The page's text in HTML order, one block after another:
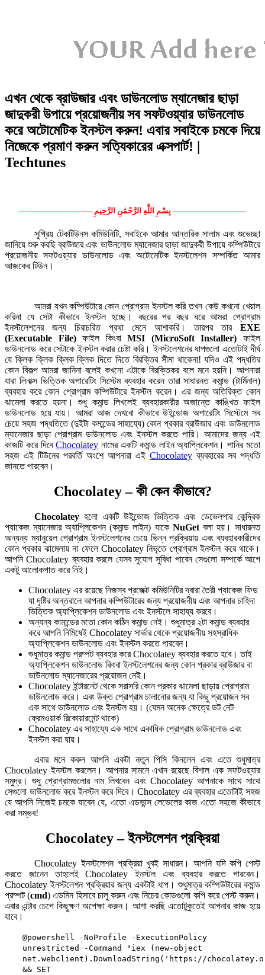
এখন থেকে ব্রাউজার এবং ডাউনলোড ম্যানেজার ছাড়া
জাদুকরী উপায়ে প্রয়োজনীয় সব সফটওয়্যার ডাউনলোড
করে অটোমেটিক ইনস্টল করুন! এবার সবাইকে চমকে দিয়ে
নিজেকে প্রমাণ করুন সত্যিকারের এক্সপার্ট! |
Techtunes
————————–— بِسْمِ اللَّهِ الرَّحْمَٰنِ الرَّحِيمِ ————————–—
সুপ্রিয় টেকটিউনস কমিউনিটি, সবাইকে আমার আন্তরিক সালাম এবং শুভেচ্ছা
জানিয়ে শুরু করছি ব্রাউজার এবং ডাউনলোড ম্যানেজার ছাড়া জাদুকরী উপায়ে কম্পিউটারে
প্রয়োজনীয় সফটওয়্যার ডাউনলোড এবং অটোমেটিক ইনস্টলেশন সম্পর্কিত আমার
আজকের টিউন।
আমরা যখন কম্পিউটারে কোন প্রোগ্রাম ইনস্টল করি তখন কেউ কখনো খেয়াল
করিনা যে সেটা কীভাবে ইনস্টল হচ্ছে। বছরের পর বছর ধরে আমরা প্রোগ্রাম
ইনস্টলেশনের জন্য চিরাচরিত প্রথা মেনে আশাকরি। তারপর তার EXE
(Executable File)ফাইল কিংবাMSI (MicroSoft Installer) ফাইল
ডাউনলোড করে সেটাকে ইনস্টল করার চেষ্টা করি। ইনস্টলেশনের ধাপগুলো এতোটাই দীর্ঘ
যে ক্লিক ক্লিক ক্লিক ক্লিক দিতে দিতে বিরক্তির সীমা থাকেনা! যদিও এই পদ্ধতির
কোন বিকল্প আমরা জানিনা বলেই কখনো এটাকে বিরক্তিকর বলে মনে হয়নি। আপনারা
যারা লিনাক্স ভিত্তিক অপারেটিং সিস্টেম ব্যবহার করেন তারা সাধারনত কমান্ড (টার্মিনাল)
ব্যবহার করে কোন প্রোগ্রাম কম্পিউটারে ইনস্টল করেন। এর জন্য অতিরিক্ত কোন
ঝামেলা করতে হয়না। শুধু কমান্ড লিখলেই ব্যবহারকারীর অজান্তে কাঙ্খিত ফাইল
ডাউনলোড হয়ে যায়। আমরা আজ দেখবো কীভাবে উইন্ডোজ অপারেটিং সিস্টেমে সব
চেয়ে সহজ পদ্ধতিতে (দুইটা কমান্ডের সাহায্যে) কোন প্রকার ব্রাউজার এবং ডাউনলোড
ম্যানেজার ছাড়া প্রোগ্রাম ডাউনলোড এবং ইনস্টল করতে পারি। আমাদের জন্য এই
কাজটি করে দিবেChocolatey নামের একটি কমান্ড লাইন অ্যাপ্লিকেশন। পানির মতো
সহজ এই টিউনের পরবর্তি অংশে আপনারা এই Chocolatey ব্যবহারের সব পদ্ধতি
জানতে পারবেন।
Chocolatey – কী কেন কীভাবে?
Chocolatey হলো একটি উইন্ডোজ ভিত্তিক এবং ডেভেলপার কেন্দ্রিক
প্যাকেজ ম্যানেজার অ্যাপ্লিকেশন (কমান্ড লাইন) যাকে NuGetবলা হয়। সাধারনত
অন্যন্য ম্যানুয়েল প্রোগ্রাম ইনস্টলেশনের চেয়ে ভিন্ন প্রক্রিয়ায় এবং ব্যবহারকারীদের
কোন প্রকার ঝামেলায় না ফেলে Chocolatey নিভৃতে প্রোগ্রাম ইনস্টল করে থাকে।
আপনি Chocolatey ব্যবহার করলে যেসব সুযোগ সুবিধা পাবেন সেগুলো সম্পর্কে আগে
একটু আলোকপাত করে নিই।
Chocolatey এর রয়েছে নিজস্ব প্রজেক্ট কমিউনিটির দ্বারা তৈরী প্যাকেজ ফিড
যা দৃষ্টির অন্তরালে আপনার কম্পিউটারের জন্য প্রয়োজনীয় এবং আপনার চাহিদা
ভিত্তিক অ্যাপ্লিকেশন ডাউনলোড এবং ইনস্টলে সাহায্য করবে।
অন্যন্য কামান্ডের মতো কোন কঠিন কমান্ড নেই। শুধুমাত্র ২টা কমান্ড ব্যবহার
করে আপনি নিমিষেই Chocolatey সার্ভার থেকে প্রয়োজনীয় সহস্রাধিক
অ্যাপ্লিকেশন ডাউনলোড এবং ইনস্টল করতে পারবেন।
শুধুমাত্র কমান্ড প্রম্পট ব্যবহার করে Chocolatey ব্যবহার করতে হবে। তাই
অ্যাপ্লিকেশন ডাউনলোড কিংবা ইনস্টলেশনের জন্য কোন প্রকার ব্রাউজার বা
ডাউনলোড ম্যানেজারের প্রয়োজন নেই।
Chocolatey ইন্টারনেট থেকে সরাসরি কোন প্রকার ঝামেলা ছাড়ায় প্রোগ্রাম
ডাউনলোড করে। এবং উক্ত প্রোগ্রাম চালানোর জন্য যা কিছু প্রয়োজন সব
এক সাথে ডাউনলোড এবং ইনস্টল হয়। (যেমন অনেক ক্ষেত্রে ডট নেট
ফ্রেমওয়ার্ক রিকোয়ারমেন্ট থাকে)
Chocolatey এর সাহায্যে এক সাথে একাধিক প্রোগ্রাম ডাউনলোড এবং
ইনস্টল করা যায়।
এবার মনে করুন আপনি একটা নতুন পিসি কিনলেন এবং এতে শুধুমাত্র
Chocolatey ইনস্টল করলেন। আপনার সামনে এখান রয়েছে বিশাল এক সফটওয়্যার
সমুদ্র। শুধু প্রোগ্রামগুলোর নাম লিখবেন এবং Chocolatey আপনাকে সাথে সাথে
সেগুলো ডাউনলোড করে ইনস্টল করে দিবে। Chocolatey এর ব্যবহার এতোটাই সহজ
যে আপনি নিজেই চমকে যাবেন যে, এতো এডভান্স লেভেলের কাজ এতো সহজে কীভাবে
করা সম্ভব!
Chocolatey – ইনস্টলেশন প্রক্রিয়া
Chocolatey ইনস্টলেশন প্রক্রিয়া খুবই সাধারন। আপনি যদি কপি পেস্ট
করতে জানেন তাহলেই Chocolatey ইনস্টল এবং ব্যবহার করতে পারবেন।
Chocolatey ইনস্টলেশন প্রক্রিয়ার জন্য একটাই ধাপ। শুধুমাত্র কম্পিউটারের কমান্ড
প্রম্পট (cmd) এডমিন হিসাবে চালু করুন এবং নিচের কোডগুলো কপি করে পেস্ট করুন।
এবার এন্টার চেপে কিছুক্ষণ অপেক্ষা করুন। আশা করছি এতোটুকুতেই আপনার কাজ হয়ে
যাবে।
@powershell -NoProfile -ExecutionPolicy
unrestricted -Command "iex (new-object
net.webclient).DownloadString('https://
&& SET